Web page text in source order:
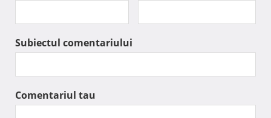
Subiectul comentariului
Comentariul tau